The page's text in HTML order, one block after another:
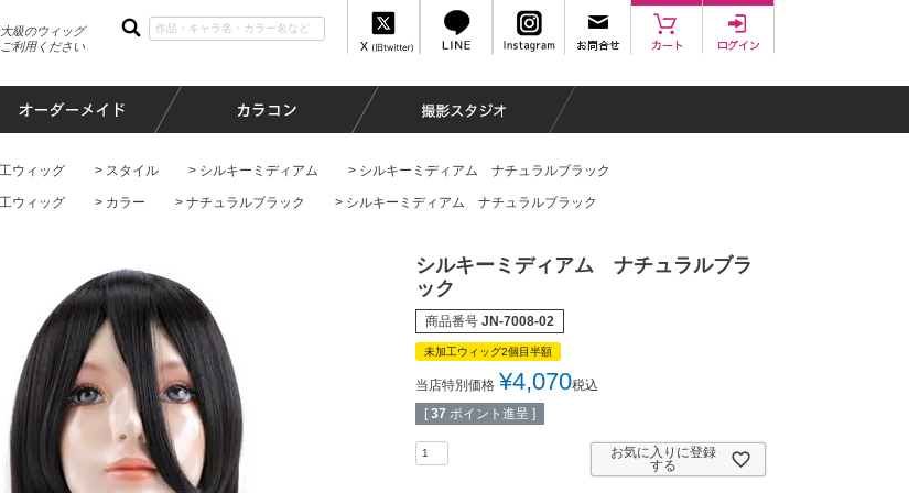
級のウィッグ
利用ください
ウィッグ スタイル シルキーミディアム シルキーミディアム ナチュラルブラック
ウィッグ カラー ナチュラルブラック シルキーミディアム ナチュラルブラック
シルキーミディアム ナチュラルブラ
ック
商品番号 JN-7008-02
未加工ウィッグ2個目半額
当店特別価格 ¥4,070税込
[ 37 ポイント進呈 ]
お気に入りに登録
する